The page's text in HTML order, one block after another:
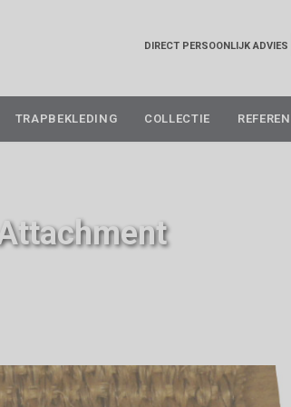
DIRECT PERSOONLIJK ADVIES
to
content
TRAPBEKLEDING COLLECTIE
Attachment